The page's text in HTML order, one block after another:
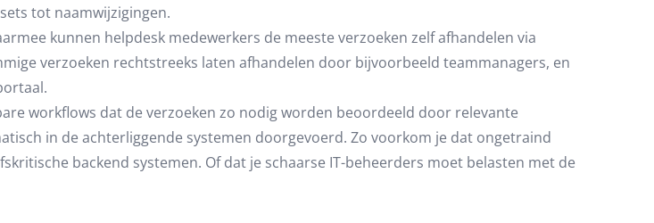
tot naamwijzigingen.
kunnen helpdesk medewerkers de meeste verzoeken zelf afhandelen via
verzoeken rechtstreeks laten afhandelen door bijvoorbeeld teammanagers, en
workflows dat de verzoeken zo nodig worden beoordeeld door relevante
in de achterliggende systemen doorgevoerd. Zo voorkom je dat ongetraind
backend systemen. Of dat je schaarse IT-beheerders moet belasten met de